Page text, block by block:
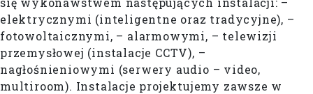
elektrycznymi (inteligentne oraz tradycyjne), –
fotowoltaicznymi, – alarmowymi, – telewizji
przemysłowej (instalacje CCTV), –
nagłośnieniowymi (serwery audio – video,
multiroom). Instalacje projektujemy zawsze w